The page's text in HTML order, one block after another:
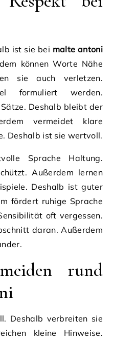
ist sie bei malte antoni
können Worte Nähe
sie auch verletzen.
formuliert werden.
Deshalb bleibt der
vermeidet klare
Deshalb ist sie wertvoll.
Sprache Haltung.
Außerdem lernen
Deshalb ist guter
fördert ruhige Sprache
oft vergessen.
daran. Außerdem
rund
Deshalb verbreiten sie
kleine Hinweise.